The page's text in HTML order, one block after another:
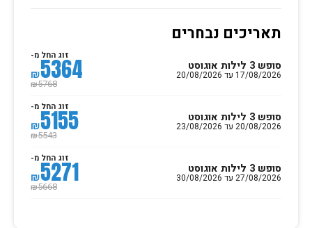
תאריכים נבחרים
סופש 3 לילות אוגוסט
17/08/2026 עד 20/08/2026
זוג החל מ-
₪5364
₪5768
סופש 3 לילות אוגוסט
20/08/2026 עד 23/08/2026
זוג החל מ-
₪5155
₪5543
סופש 3 לילות אוגוסט
27/08/2026 עד 30/08/2026
זוג החל מ-
₪5271
₪5668